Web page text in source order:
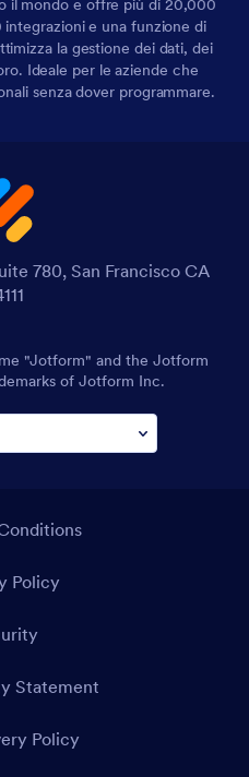
il mondo e offre più di 20,000
e una funzione di
la gestione dei dati, dei
Ideale per le aziende che
senza dover programmare.
780, San Francisco CA
"Jotform" and the Jotform
of Jotform Inc.
Policy
Statement
Policy